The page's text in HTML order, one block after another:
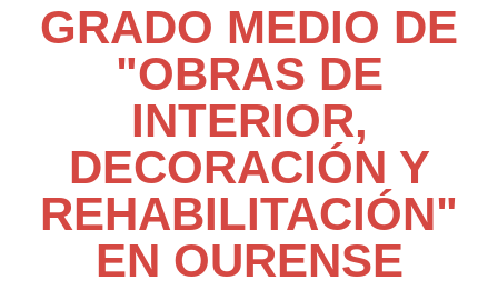
GRADO MEDIO DE
"OBRAS DE
INTERIOR,
DECORACIÓN Y
REHABILITACIÓN"
EN OURENSE